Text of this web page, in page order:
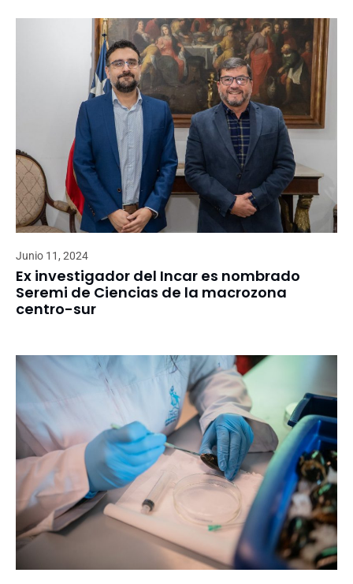
Junio 11, 2024
Ex investigador del Incar es nombrado
Seremi de Ciencias de la macrozona
centro-sur